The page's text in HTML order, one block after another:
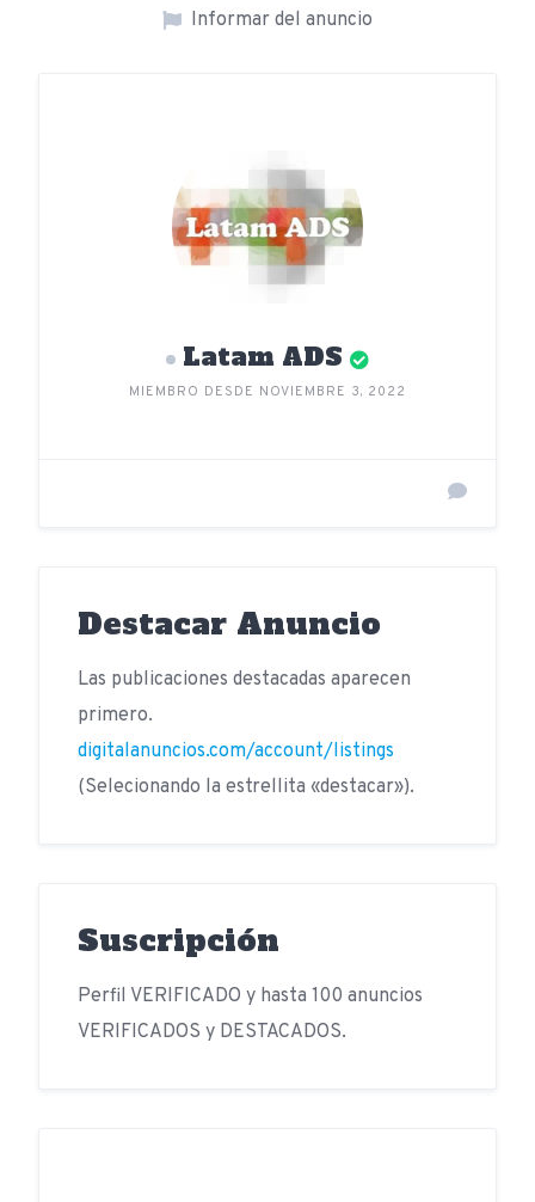
Informar del anuncio
Latam ADS
MIEMBRO DESDE NOVIEMBRE 3, 2022
Destacar Anuncio
Las publicaciones destacadas aparecen
primero.
digitalanuncios.com/account/listings
(Selecionando la estrellita «destacar»).
Suscripción
Perfil VERIFICADO y hasta 100 anuncios
VERIFICADOS y DESTACADOS.